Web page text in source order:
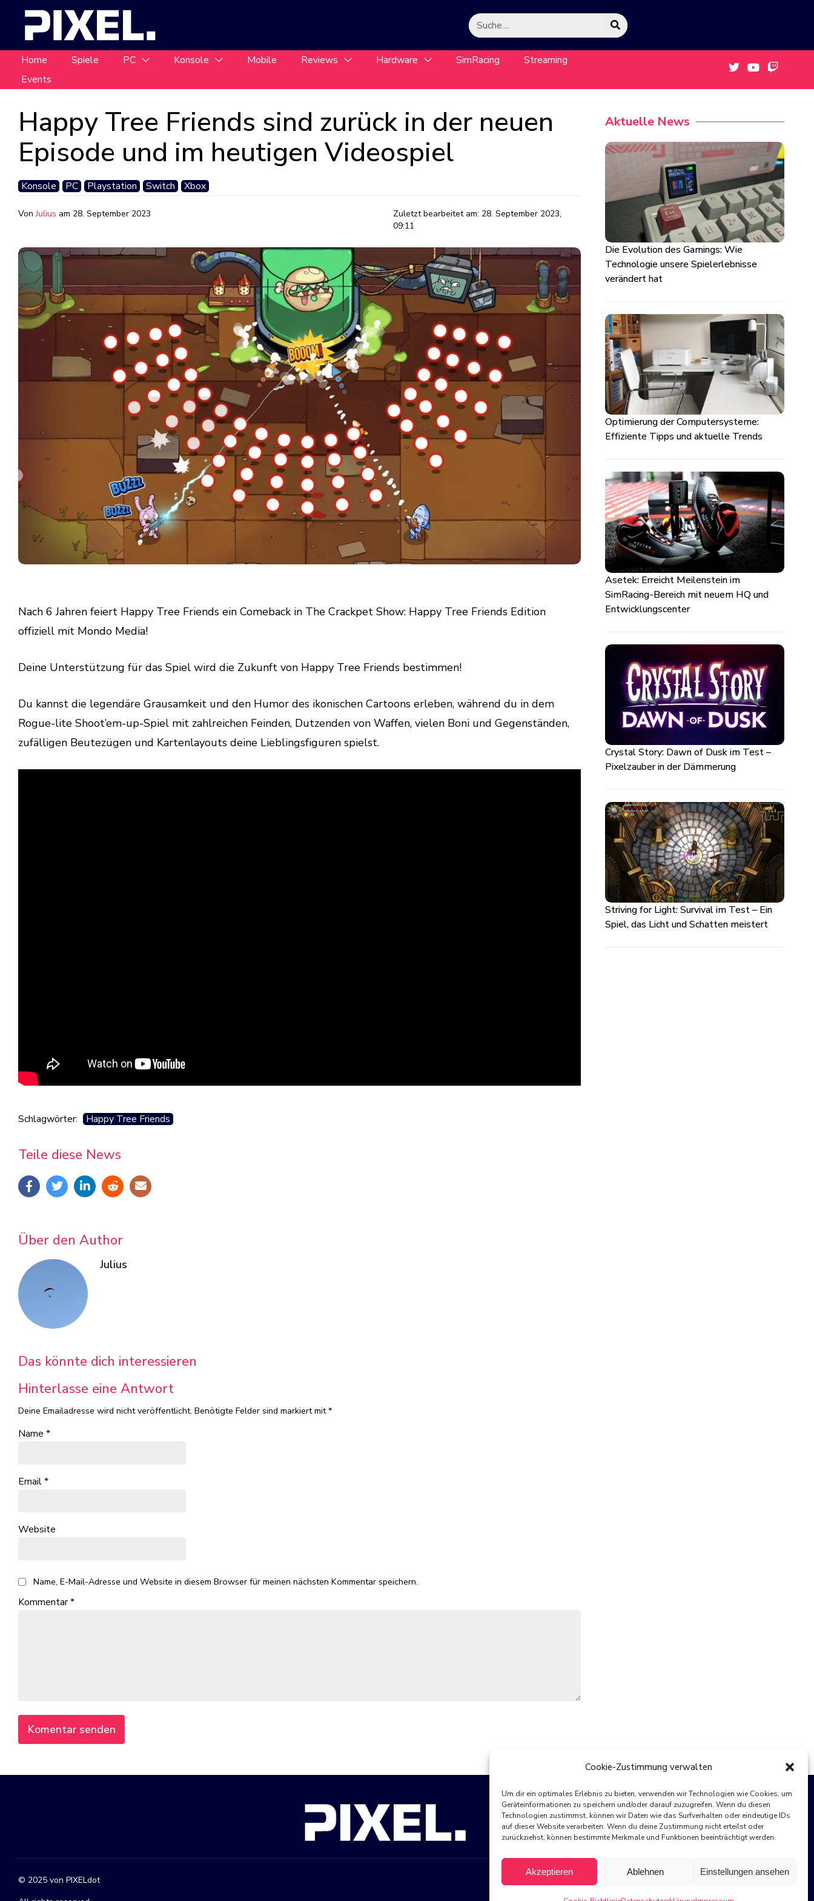
Cookie-Zustimmung verwalten
Um dir ein optimales Erlebnis zu bieten, verwenden wir Technologien wie Cookies, um
Geräteinformationen zu speichern und/oder darauf zuzugreifen. Wenn du diesen
Technologien zustimmst, können wir Daten wie das Surfverhalten oder eindeutige IDs
auf dieser Website verarbeiten. Wenn du deine Zustimmung nicht erteilst oder
zurückziehst, können bestimmte Merkmale und Funktionen beeinträchtigt werden.
Akzeptieren Ablehnen Einstellungen ansehen
Home Spiele PC Konsole Mobile Reviews Hardware SimRacing
Streaming
Events
Happy Tree Friends sind zurück in der neuen
Episode und im heutigen Videospiel
Konsole PC Playstation Switch Xbox
VonJulius am 28. September 2023 Zuletzt bearbeitet am: 28. September 2023,
09:11
Nach 6 Jahren feiert Happy Tree Friends ein Comeback in The Crackpet Show: Happy Tree Friends Edition
offiziell mit Mondo Media!
Deine Unterstützung für das Spiel wird die Zukunft von Happy Tree Friends bestimmen!
Du kannst die legendäre Grausamkeit und den Humor des ikonischen Cartoons erleben, während du in dem
Rogue-lite Shoot’em-up-Spiel mit zahlreichen Feinden, Dutzenden von Waffen, vielen Boni und Gegenständen,
zufälligen Beutezügen und Kartenlayouts deine Lieblingsfiguren spielst.
Schlagwörter: Happy Tree Friends
Teile diese News
Über den Author
Julius
Das könnte dich interessieren
Hinterlasse eine Antwort
Deine Emailadresse wird nicht veröffentlicht. Benötigte Felder sind markiert mit*
Name *
Email*
Website
Name, E-Mail-Adresse und Website in diesem Browser für meinen nächsten Kommentar speichern.
Kommentar*
Aktuelle News
Die Evolution des Gamings: Wie
Technologie unsere Spielerlebnisse
verändert hat
Optimierung der Computersysteme:
Effiziente Tipps und aktuelle Trends
Asetek: Erreicht Meilenstein im
SimRacing-Bereich mit neuem HQ und
Entwicklungscenter
Crystal Story: Dawn of Dusk im Test –
Pixelzauber in der Dämmerung
Striving for Light: Survival im Test – Ein
Spiel, das Licht und Schatten meistert
© 2025 von PIXELdot